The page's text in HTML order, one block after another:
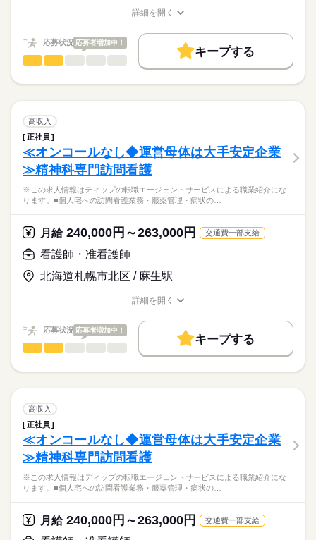
求職中の看護師さんの転職を専任の
★ご利用メリット
日本最大級の求人情報の中からぴったりな求人をご紹介。
【もちろん無料】
費用は一切かかりません。
基本特徴
人材紹介
働き方・環境
社会保険制度
日勤のみのため、仕事と家庭を両立しながら働けます。
生活リズムを整えやすく、プライベートも充実♪
勤務時間
■シフト
■日勤
08：30-17：30（休憩60分）
13：00-22：00（休憩60分）
休日・休暇
■休日制度
4週8休制
■休日制度備考
107日
応募する
仕事の仕方 ひとりで
職場の様子 しずか にぎやか
業界
こちらの求人情報は
ディップ株式会社「ナースではたらこ」による
職業紹介となります。
はたらこねっとからご応募ののち、
「ナースではたらこ」運営事務局よりご連絡いたします。
★職業紹介とは？
キャリアアドバイザーが入職まで無料でサポートいたします。
★ご利用メリット
日本最大級の求人情報の中からぴったりな求人をご紹介。
履歴書作成のアドバイスや面接日の調整だけでなく、お給料、
【もちろん無料】
費用は一切かかりません。
人材紹介
募集条件
就業時間・曜日
残10未満
働き方・環境
社会保険制度
禁煙・分煙 車OK 寮・社宅
続きを読む
看護師・准看護師
病棟における看護師業務全般
＊30床、40床の障害者病棟で、入院患者の多くは高齢の方で
す。
◎新さっぽろ駅・JR千歳線新札幌駅から徒歩10分とアクセス良
好！
♪
◎残業少なめ！無駄な業務を減らし、効率的な働き方を目指して
います。
◎単身寮完備、住宅手当、燃料手当あり！
職員の生活をサポートする福利厚生が充実しています。
◎夜勤は回数の相談が可能です。
応募資格
正看護師
給与 月給
【給与内訳】
基本給：189000円～232640円
資格手当：20000円
勤務時間
■シフト
■日勤
08：30-17：00（休憩60分）
16：30-09：00（休憩120分）
■備考
夜勤は月1～4回（相談可）
休日・休暇
■休日制度
週休2日制
■休日制度備考
102日
>詳しい募集要項をすべて見る
応募する
詳細を開く
応募状況 応募者増加中！
キープする
高収入
正社員
≪オンコールなし◆運営母体は大手安定企業
≫精神科専門訪問看護
※この求人情報はディップの転職エージェントサービスによる職業紹介にな
ります。■個人宅への訪問看護業務・服薬管理・病状の…
月給240,000円～263,000円 交通費一部支給
看護師・准看護師
北海道札幌市北区 / 麻生駅
仕事の仕方 ひとりで
職場の様子 しずか にぎやか
業界
こちらの求人情報は
ディップ株式会社「ナースではたらこ」による
職業紹介となります。
はたらこねっとからご応募ののち、
看護師・准看護師
・服薬管理
・病状の観察
・病院の主治医との連絡や相談
・生活リズム改善の援助
・コミュニケーション能力改善の援助
・就労支援
・社会資源の活用と連携
・対象者のエンパワーメント
応募資格
正看護師
給与 月給
【給与内訳】
>詳しい募集要項をすべて見る
詳細を開く
応募状況 応募者増加中！
キープする
高収入
正社員
≪オンコールなし◆運営母体は大手安定企業
≫精神科専門訪問看護
※この求人情報はディップの転職エージェントサービスによる職業紹介にな
ります。■個人宅への訪問看護業務・服薬管理・病状の…
月給240,000円～263,000円 交通費一部支給